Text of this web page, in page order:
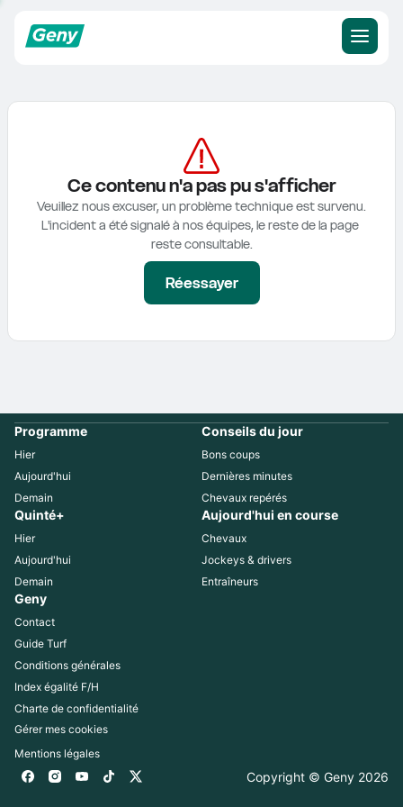
Ce contenu n'a pas pu s'afficher
Veuillez nous excuser, un problème technique est survenu.
L'incident a été signalé à nos équipes, le reste de la page
reste consultable.
Réessayer
Programme
Hier
Aujourd'hui
Demain
Conseils du jour
Bons coups
Dernières minutes
Chevaux repérés
Quinté+
Hier
Aujourd'hui
Demain
Aujourd'hui en course
Chevaux
Jockeys & drivers
Entraîneurs
Geny
Contact
Guide Turf
Conditions générales
Index égalité F/H
Charte de confidentialité
Gérer mes cookies
Mentions légales
Copyright © Geny 2026